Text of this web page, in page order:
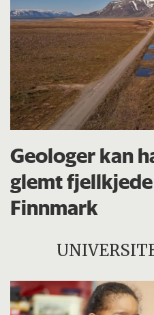
Geologer kan
glemt
Finnmark